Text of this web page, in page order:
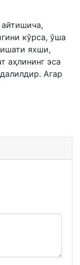
кўрса, ўша
яхши,
аҳлининг эса
Агар